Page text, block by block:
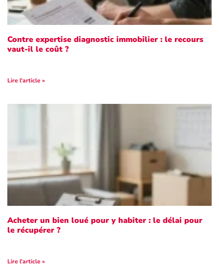
Contre expertise diagnostic immobilier : le recours
vaut-il le coût ?
Lire l'article »
Acheter un bien loué pour y habiter : le délai pour
le récupérer ?
Lire l'article »